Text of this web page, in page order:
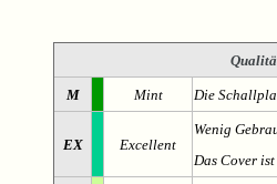
M Mint Die
EX Excellent
Wenig
Das Cover